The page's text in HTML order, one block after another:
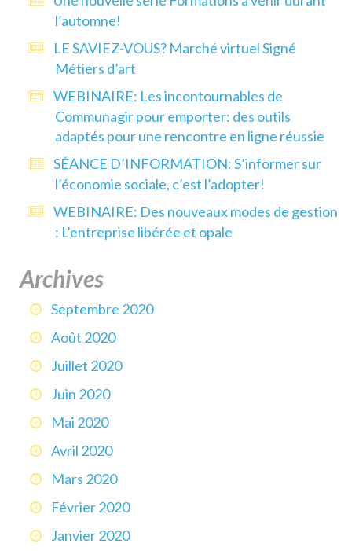
l’automne!
LE SAVIEZ-VOUS? Marché virtuel Signé
Métiers d’art
WEBINAIRE: Les incontournables de
Communagir pour emporter: des outils
adaptés pour une rencontre en ligne réussie
SÉANCE D’INFORMATION: S’informer sur
l’économie sociale, c’est l’adopter!
WEBINAIRE: Des nouveaux modes de gestion
: L’entreprise libérée et opale
Archives
Septembre 2020
Août 2020
Juillet 2020
Juin 2020
Mai 2020
Avril 2020
Mars 2020
Février 2020
Janvier 2020